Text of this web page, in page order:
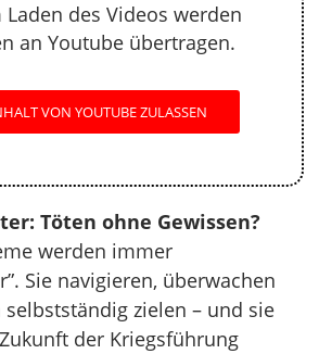
Laden des Videos werden
an Youtube übertragen.
VON YOUTUBE ZULASSEN
Töten ohne Gewissen?
werden immer
Sie navigieren, überwachen
zielen – und sie
der Kriegsführung